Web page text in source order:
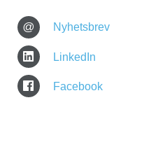
@ Nyhetsbrev
LinkedIn
Facebook